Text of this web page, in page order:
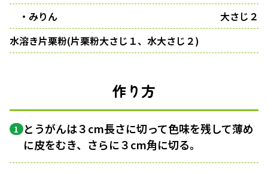
・みりん
大さじ２
水溶き片栗粉(片栗粉大さじ１、水大さじ２)
作り方
1 とうがんは３cm長さに切って色味を残して薄め
に皮をむき、さらに３cm角に切る。